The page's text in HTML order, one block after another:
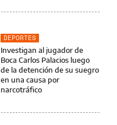
DEPORTES
Investigan al jugador de
Boca Carlos Palacios luego
de la detención de su suegro
en una causa por
narcotráfico